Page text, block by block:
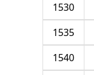
1530
1535
1540